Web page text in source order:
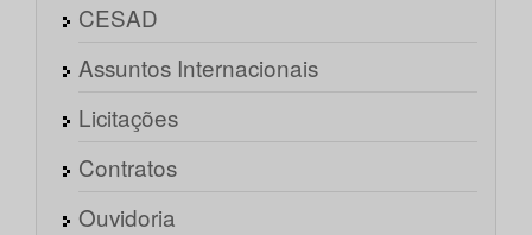
CESAD
Assuntos Internacionais
Licitações
Contratos
Ouvidoria